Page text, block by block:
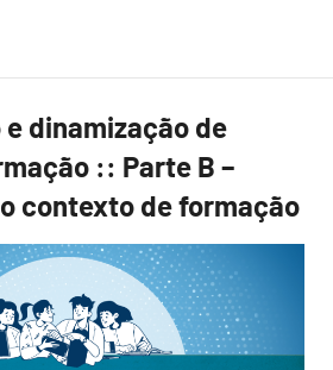
dinamização de
:: Parte B –
contexto de formação